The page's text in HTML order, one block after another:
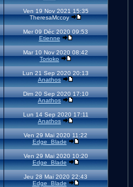
Ven 19 Nov 2021 15:35
TheresaMccoy
Mer 09 Déc 2020 09:53
Etienne
Mar 10 Nov 2020 08:42
Torioko
Lun 21 Sep 2020 20:13
Anathos
Dim 20 Sep 2020 17:10
Anathos
Lun 14 Sep 2020 17:11
Anathos
Ven 29 Mai 2020 11:22
Edge_Blade
Ven 29 Mai 2020 10:20
Edge_Blade
Jeu 28 Mai 2020 22:43
Edge_Blade